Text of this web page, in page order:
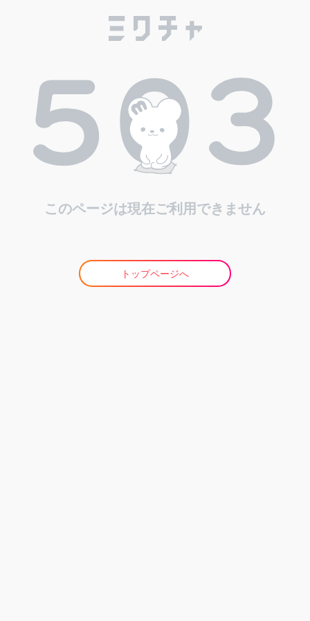
このページは現在ご利用できません